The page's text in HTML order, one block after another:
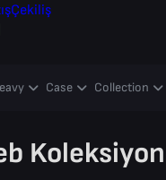
Çekiliş
Case Collection